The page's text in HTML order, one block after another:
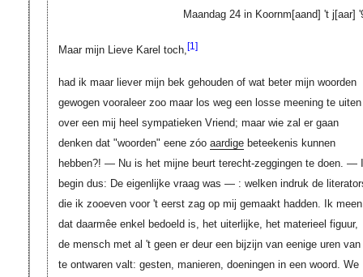
Maandag 24 in Koornm[aand] 't j[aar]
Maar mijn Lieve Karel toch,[1]
had ik maar liever mijn bek gehouden of wat beter mijn woorden
gewogen vooraleer zoo maar los weg een losse meening te uiten
over een mij heel sympatieken Vriend; maar wie zal er gaan
denken dat "woorden" eene zóo aardigebeteekenis kunnen
hebben?! — Nu is het mijne beurt terecht-zeggingen te doen. —
begin dus: De eigenlijke vraag was — : welken indruk de
die ik zooeven voor 't eerst zag op mij gemaakt hadden. Ik meen
dat daarmêe enkel bedoeld is, het uiterlijke, het materieel figuur,
de mensch met al 't geen er deur een bijzijn van eenige uren van
te ontwaren valt: gesten, manieren, doeningen in een woord. We